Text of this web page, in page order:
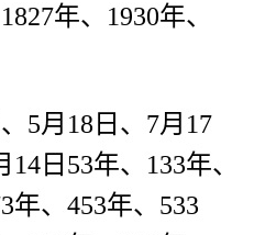
年、1930年、
5月18日、7月17
日53年、133年、
年、453年、533